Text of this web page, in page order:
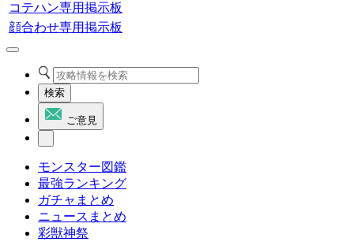
コテハン専用掲示板
顔合わせ専用掲示板
検索
ご意見
モンスター図鑑
最強ランキング
ガチャまとめ
ニュースまとめ
彩獣神祭